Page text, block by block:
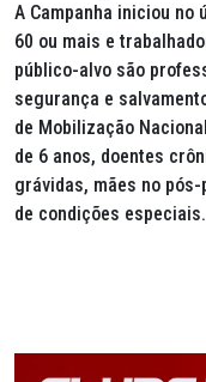
A Campanha iniciou no
60 ou mais e
público-alvo são
segurança e
de Mobilização
de 6 anos, doentes
grávidas, mães no
de condições especiais.